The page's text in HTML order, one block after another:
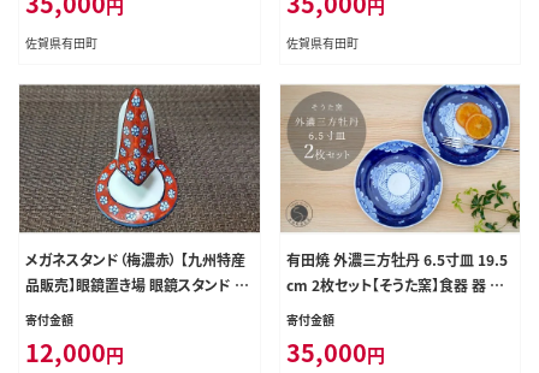
000円 3.5万円 cc013
円
佐賀県有田町
円
佐賀県有田町
メガネスタンド（梅濃赤） 【九州特産
品販売】眼鏡置き場 眼鏡スタンド b
d005
寄付金額
12,000円
有田焼 外濃三方牡丹 6.5寸皿 19.5
cm 2枚セット【そうた窯】食器 器 う
つわ 皿 中皿 プレート デザート皿 菓
35000円 電子レンジ対応 cc009
寄付金額
35,000円